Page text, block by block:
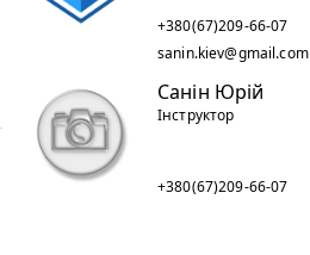
+380(67)209-66-07
sanin.kiev@gmail.com
Санін Юрій
Інструктор
+380(67)209-66-07